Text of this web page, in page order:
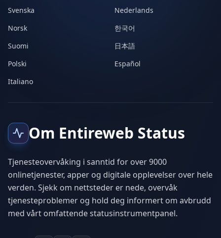
Svenska
Nederlands
Norsk
한국어
Suomi
日本語
Polski
Español
Italiano
Om Entireweb Status
Tjenesteovervåking i sanntid for over 9000
onlinetjenester, apper og digitale opplevelser over hele
verden. Sjekk om nettsteder er nede, overvåk
tjenesteproblemer og hold deg informert om avbrudd
med vårt omfattende statusinstrumentpanel.